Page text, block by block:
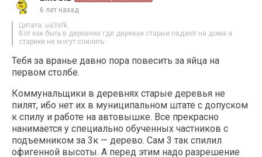
6 лет назад
Цитата: ua3sfk
Вот как быть в деревнях где деревья старые падают на дома а
старики не могут спилить .
Тебя за вранье давно пора повесить за яйца на
первом столбе.
Коммунальщики в деревнях старые деревья не
пилят, ибо нет их в муниципальном штате с допуском
к спилу и работе на автовышке. Все прекрасно
нанимается у специально обученных частников с
подъемником за 3к — дерево. Сам 3 так спилил
офигенной высоты. А перед этим надо разрешение